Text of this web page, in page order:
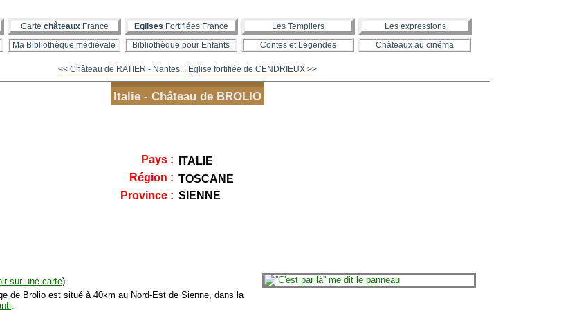
Carte châteauxFrance Eglises Fortifiées France Les Templiers
Les expressions
Ma Bibliothèque médiévale Bibliothèque pour Enfants Contes et Légendes Châteaux au cinéma
<< Château de RATIER - Nantes... Eglise fortifiée de CENDRIEUX >>
Italie - Château de BROLIO
Pays :
ITALIE
Région : TOSCANE
Province : SIENNE
sur une carte)
de Brolio est situé à 40km au Nord-Est de Sienne, dans la